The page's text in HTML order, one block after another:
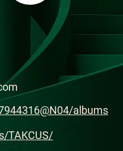
albums
TAKCUS/